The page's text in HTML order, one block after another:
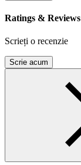
Ratings & Reviews
Scrieți o recenzie
Scrie acum